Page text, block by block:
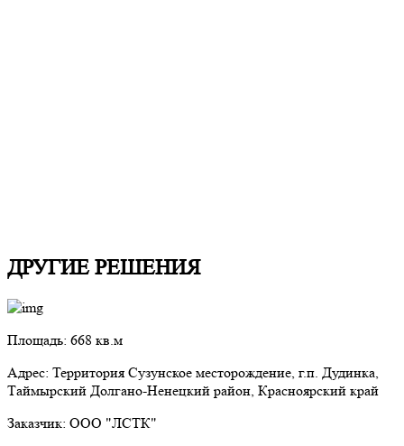
ДРУГИЕ РЕШЕНИЯ
Площадь: 668 кв.м
Адрес: Территория Сузунское месторождение, г.п. Дудинка,
Таймырский Долгано-Ненецкий район, Красноярский край
Заказчик: ООО "ЛСТК"